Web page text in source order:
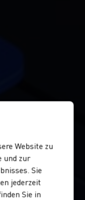
Website zu
und zur
Sie
jederzeit
Sie in